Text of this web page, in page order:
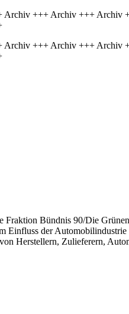
+++ Archiv +++
+++ Archiv +++
Bündnis 90/Die
der
Herstellern, Zulieferern,